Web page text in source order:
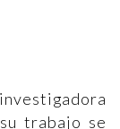
trabajo se